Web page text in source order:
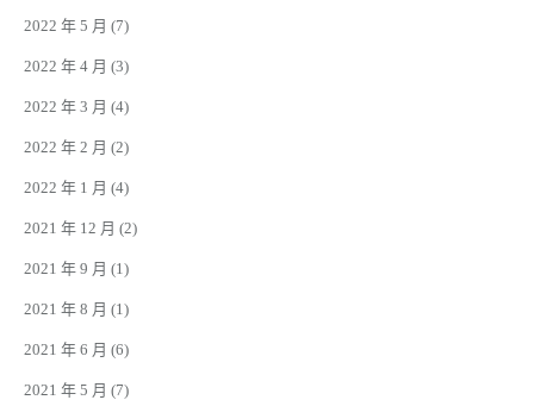
2022 年 5 月 (7)
2022 年 4 月 (3)
2022 年 3 月 (4)
2022 年 2 月 (2)
2022 年 1 月 (4)
2021 年 12 月 (2)
2021 年 9 月 (1)
2021 年 8 月 (1)
2021 年 6 月 (6)
2021 年 5 月 (7)